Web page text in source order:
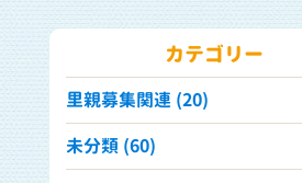
カテゴリー
里親募集関連 (20)
未分類 (60)